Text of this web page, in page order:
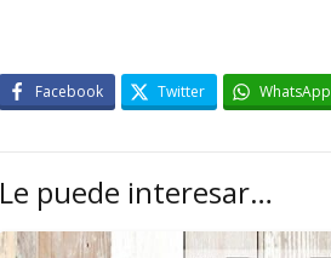
Facebook Twitter WhatsApp
Le puede interesar…